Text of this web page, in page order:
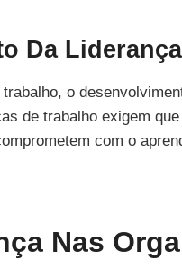
Da Liderança
o
de trabalho exigem
com o
Nas